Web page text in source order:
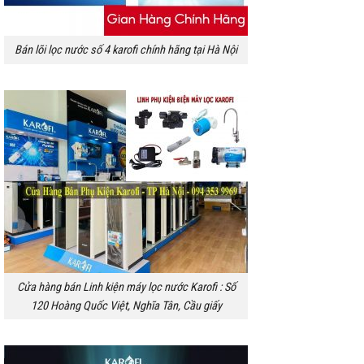
Bán lõi lọc nước số 4 karofi chính hãng tại Hà Nội
Cửa hàng bán Linh kiện máy lọc nước Karofi : Số
120 Hoàng Quốc Việt, Nghĩa Tân, Cầu giấy